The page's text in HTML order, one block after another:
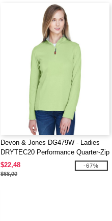
Devon & Jones DG479W - Ladies
DRYTEC20 Performance Quarter-Zip
$22,48
$68,00
-67%